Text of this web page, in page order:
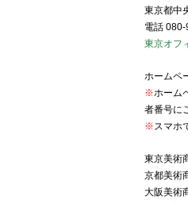
東京都中
電話 080-
東京オフ
ホームペ
※ホーム
者番号に
※スマホ
東京美術
京都美術
大阪美術